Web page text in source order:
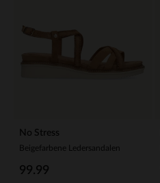
No Stress
Beigefarbene Ledersandalen
99.99